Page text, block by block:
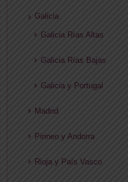
Galicia
Galicia Rías Altas
Galicia Rías Bajas
Galicia y Portugal
Madrid
Pirineo y Andorra
Rioja y País Vasco